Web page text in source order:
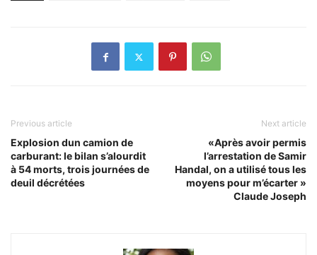
Previous article
Explosion dun camion de
carburant: le bilan s’alourdit
à 54 morts, trois journées de
deuil décrétées
Next article
«Après avoir permis
l’arrestation de Samir
Handal, on a utilisé tous les
moyens pour m’écarter »
Claude Joseph